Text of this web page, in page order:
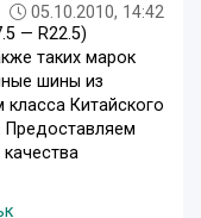
05.10.2010, 14:42
— R22.5)
таких марок
шины из
Китайского
Предоставляем